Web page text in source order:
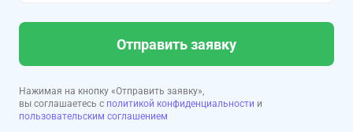
Отправить заявку
Нажимая на кнопку «Отправить заявку»,
вы соглашаетесь с политикой конфиденциальности и
пользовательским соглашением